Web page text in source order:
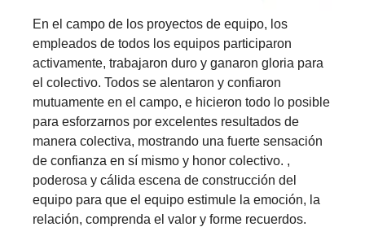
En el campo de los proyectos de equipo, los
empleados de todos los equipos participaron
activamente, trabajaron duro y ganaron gloria para
el colectivo. Todos se alentaron y confiaron
mutuamente en el campo, e hicieron todo lo posible
para esforzarnos por excelentes resultados de
manera colectiva, mostrando una fuerte sensación
de confianza en sí mismo y honor colectivo. ,
poderosa y cálida escena de construcción del
equipo para que el equipo estimule la emoción, la
relación, comprenda el valor y forme recuerdos.